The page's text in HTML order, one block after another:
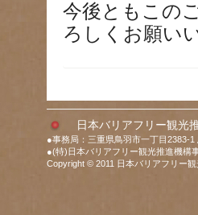
今後ともこの
ろしくお願い
日本バリアフリー観光
●事務局：三重県鳥羽市一丁目2383-1
●(特)日本バリアフリー観光推進機構
Copyright © 2011 日本バリアフリー